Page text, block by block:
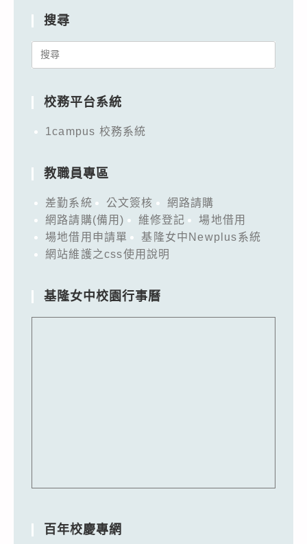
搜尋
Search
校務平台系統
1campus 校務系統
教職員專區
差勤系統 公文簽核
網路請購
網路請購(備用)
維修登記
場地借用
場地借用申請單
基隆女中Newplus系統
網站維護之css使用說明
基隆女中校園行事曆
百年校慶專網